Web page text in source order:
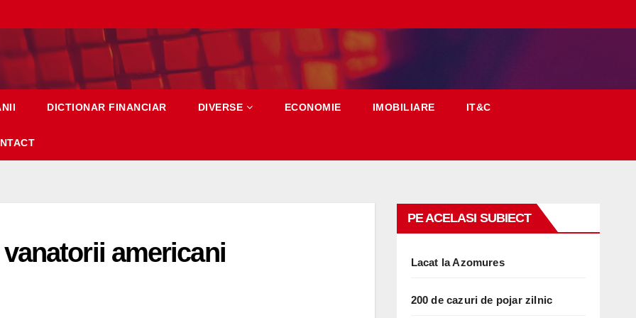
DICTIONAR FINANCIAR DIVERSE ECONOMIE IMOBILIARE IT&C
americani
PE ACELASI SUBIECT
Lacat la Azomures
200 de cazuri de pojar zilnic